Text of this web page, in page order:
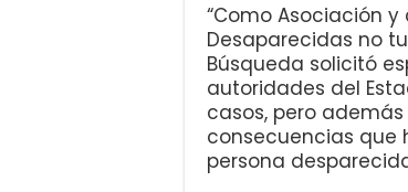
“Como Asociación
Desaparecidas no
Búsqueda solicitó
autoridades del
casos, pero
consecuencias que
persona